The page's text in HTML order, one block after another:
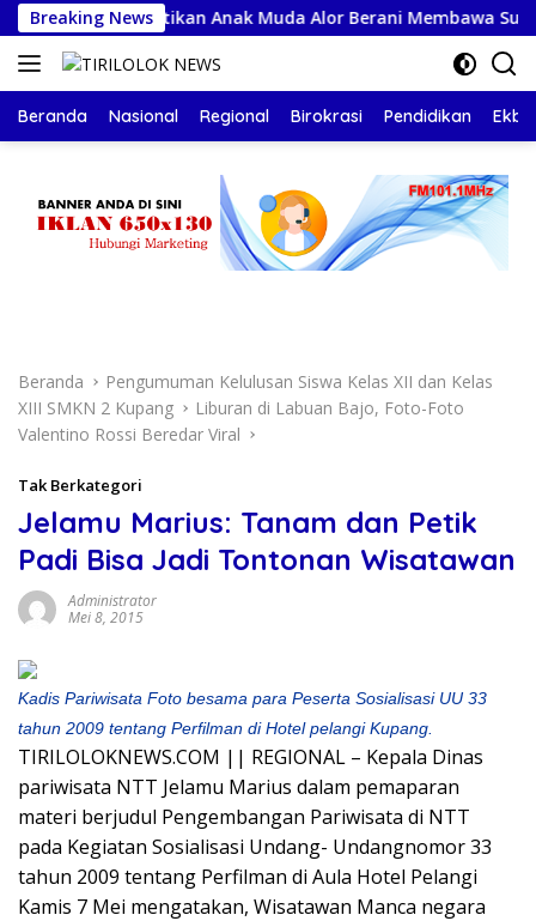
Langsung
ke
konten
Breaking News
Buktikan Anak Muda Alor Berani Membawa Suara
Beranda Nasional Regional Birokrasi Pendidikan Ekbis
Beranda
Pengumuman Kelulusan Siswa Kelas XII dan Kelas
XIII SMKN 2 Kupang
Liburan di Labuan Bajo, Foto-Foto
Valentino Rossi Beredar Viral
Tak Berkategori
Jelamu Marius: Tanam dan Petik
Padi Bisa Jadi Tontonan Wisatawan
Administrator
Mei 8, 2015
Kadis Pariwisata Foto besama para Peserta Sosialisasi UU 33
tahun 2009 tentang Perfilman di Hotel pelangi Kupang.
TIRILOLOKNEWS.COM || REGIONAL – Kepala Dinas
pariwisata NTT Jelamu Marius dalam pemaparan
materi berjudul Pengembangan Pariwisata di NTT
pada Kegiatan Sosialisasi Undang- Undangnomor 33
tahun 2009 tentang Perfilman di Aula Hotel Pelangi
Kamis 7 Mei mengatakan, Wisatawan Manca negara